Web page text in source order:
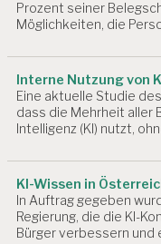
A
R
I
T
S
F
I
G
K
E
n
Prozent seiner
Möglichkeiten, die
Interne Nutzung von
Eine aktuelle Studie
dass die Mehrheit aller
Intelligenz (KI) nutzt,
KI-Wissen in
In Auftrag gegeben
Regierung, die die KI-
Bürger verbessern und